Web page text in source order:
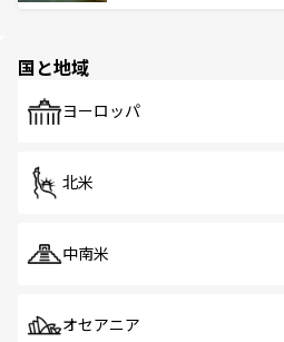
で、ホーカーズは地元の風
国と地域
ヨーロッパ
北米
中南米
オセアニア